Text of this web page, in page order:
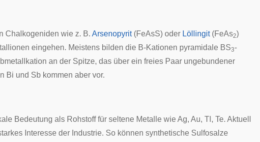
Chalkogeniden wie z. B. Arsenopyrit(FeAsS) oder Löllingit(FeAs2)
eingehen. Meistens bilden die B-Kationen pyramidale BS3-
an der Spitze, das über ein freies Paar ungebundener
Bi und Sb kommen aber vor.
Bedeutung als Rohstoff für seltene Metalle wie Ag, Au, Tl, Te. Aktuell
Interesse der Industrie. So können synthetische Sulfosalze